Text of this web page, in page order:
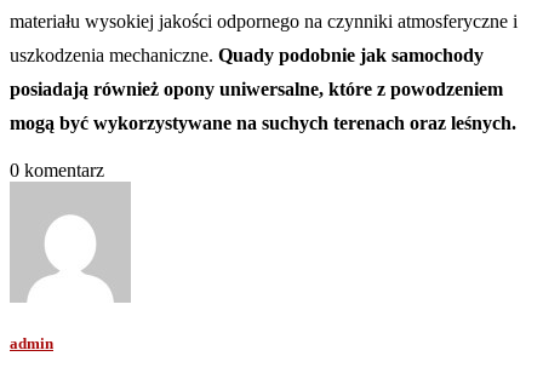
materiału wysokiej jakości odpornego na czynniki atmosferyczne i
uszkodzenia mechaniczne. Quady podobnie jak samochody
posiadają również opony uniwersalne, które z powodzeniem
mogą być wykorzystywane na suchych terenach oraz leśnych.
0 komentarz
admin